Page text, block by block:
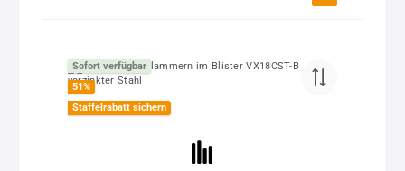
Sofort verfügbar
51%
Staffelrabatt sichern